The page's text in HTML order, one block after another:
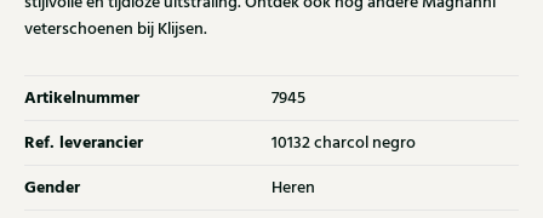
veterschoenen bij Klijsen.
Artikelnummer 7945
Ref. leverancier 10132 charcol negro
Gender Heren